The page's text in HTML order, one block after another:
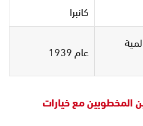
كانبرا
عام 1939
المخطوبين مع خيارات